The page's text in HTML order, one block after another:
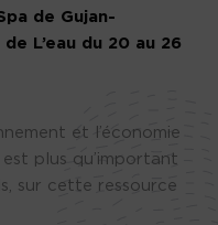
de Gujan-
L’eau du 20 au 26
et l’économie
plus qu’important
sur cette ressource